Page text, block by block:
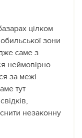
цілком
зони
саме з
неймовірно
за межі
тут
незаконну